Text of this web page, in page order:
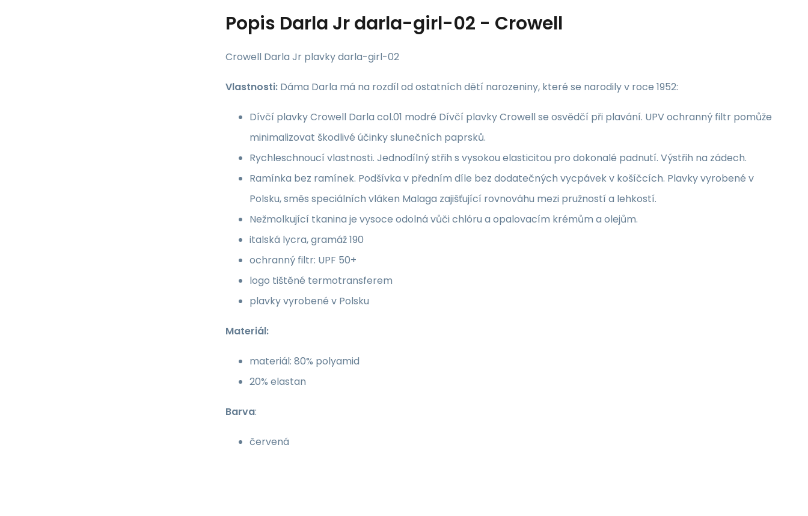
Popis Darla Jr darla-girl-02 - Crowell
Crowell Darla Jr plavky darla-girl-02
Vlastnosti: Dáma Darla má na rozdíl od ostatních dětí narozeniny, které se narodily v roce 1952:
Dívčí plavky Crowell Darla col.01 modré Dívčí plavky Crowell se osvědčí při plavání. UPV ochranný filtr pomůže
minimalizovat škodlivé účinky slunečních paprsků.
Rychleschnoucí vlastnosti. Jednodílný střih s vysokou elasticitou pro dokonalé padnutí. Výstřih na zádech.
Ramínka bez ramínek. Podšívka v předním díle bez dodatečných vycpávek v košíčcích. Plavky vyrobené v
Polsku, směs speciálních vláken Malaga zajišťující rovnováhu mezi pružností a lehkostí.
Nežmolkující tkanina je vysoce odolná vůči chlóru a opalovacím krémům a olejům.
italská lycra, gramáž 190
ochranný filtr: UPF 50+
logo tištěné termotransferem
plavky vyrobené v Polsku
Materiál:
materiál: 80% polyamid
20% elastan
Barva:
červená